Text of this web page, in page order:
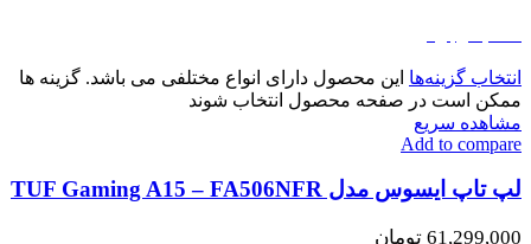
انتخاب گزینه‌ها این محصول دارای انواع مختلفی می باشد. گزینه ها
ممکن است در صفحه محصول انتخاب شوند
مشاهده سریع
Add to compare
لپ تاپ ایسوس مدل TUF Gaming A15 – FA506NFR
61,299,000 تومان